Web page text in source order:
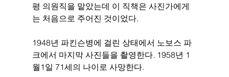
평 의원직을 맡았는데 이 직책은 사진가에게
는 처음으로 주어진 것이었다.
1948년 파킨슨병에 걸린 상태에서 노보스 파
크에서 마지막 사진들을 촬영한다. 1958년 1
월1일 71세의 나이로 사망한다.